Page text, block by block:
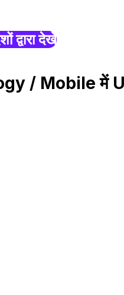
द्वारा देखें
/ Mobile में